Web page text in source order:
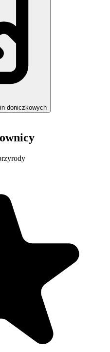
doniczkowych